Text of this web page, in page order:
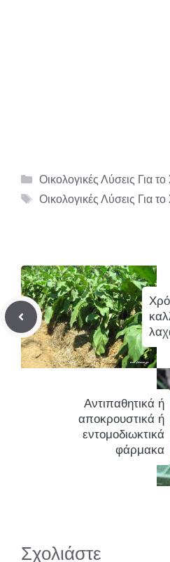
Κατηγορίες
Οικολογικές Λύσεις Για το
Ετικέτες
Οικολογικές Λύσεις Για το
Αντιπαθητικά ή
αποκρουστικά ή
εντομοδιωκτικά
φάρμακα
Σχολιάστε